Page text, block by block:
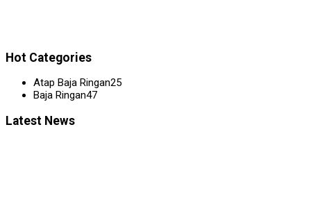
Hot Categories
Atap Baja Ringan25
Baja Ringan47
Latest News